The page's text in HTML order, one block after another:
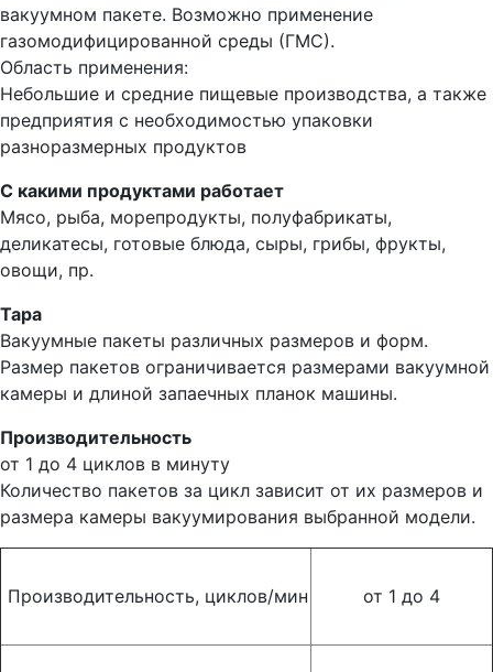
вакуумном пакете. Возможно применение
газомодифицированной среды (ГМС).
Область применения:
Небольшие и средние пищевые производства, а также
предприятия с необходимостью упаковки
разноразмерных продуктов
С какими продуктами работает
Мясо, рыба, морепродукты, полуфабрикаты,
деликатесы, готовые блюда, сыры, грибы, фрукты,
овощи, пр.
Тара
Вакуумные пакеты различных размеров и форм.
Размер пакетов ограничивается размерами вакуумной
камеры и длиной запаечных планок машины.
Производительность
от 1 до 4 циклов в минуту
Количество пакетов за цикл зависит от их размеров и
размера камеры вакуумирования выбранной модели.
Производительность, циклов/мин от 1 до 4